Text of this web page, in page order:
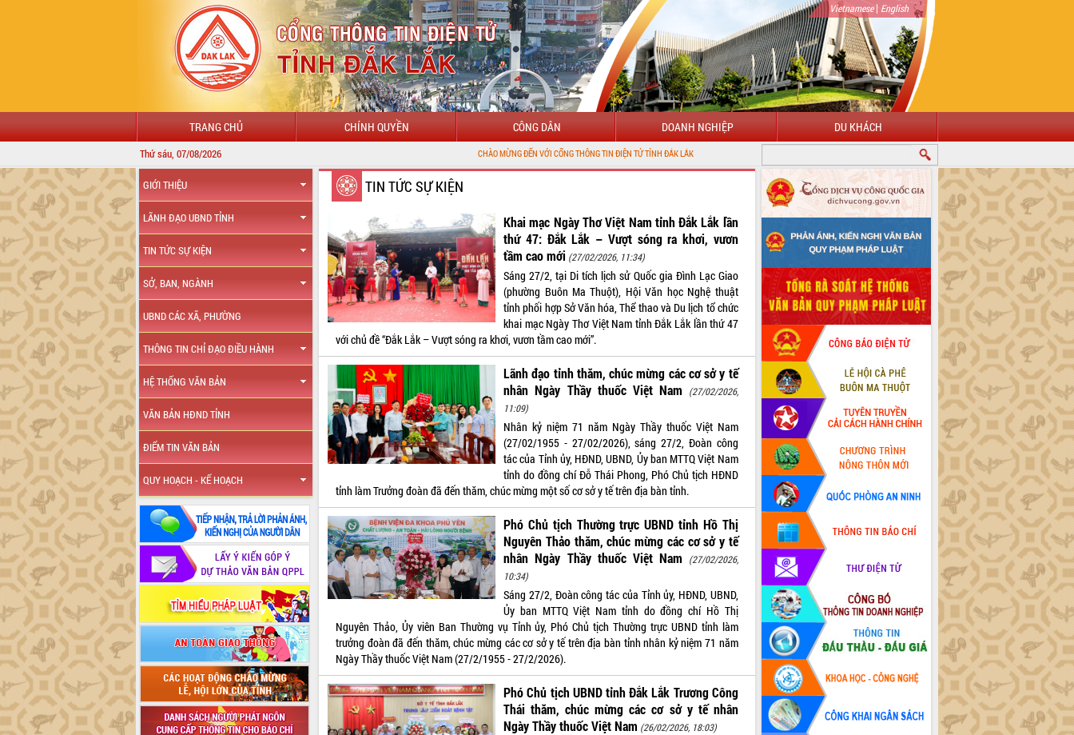
Vietnamese| English
TRANG CHỦ CHÍNH QUYỀN CÔNG DÂN DOANH NGHIỆP DU KHÁCH
Thứ sáu, 07/08/2026 CHÀO MỪNG ĐẾN VỚI CỔNG THÔNG TIN ĐIỆN TỬ TỈNH ĐẮK LẮK
GIỚI THIỆU
LÃNH ĐẠO UBND TỈNH
TIN TỨC SỰ KIỆN
SỞ, BAN, NGÀNH
UBND CÁC XÃ, PHƯỜNG
THÔNG TIN CHỈ ĐẠO ĐIỀU HÀNH
HỆ THỐNG VĂN BẢN
VĂN BẢN HĐND TỈNH
ĐIỂM TIN VĂN BẢN
QUY HOẠCH - KẾ HOẠCH
TIN TỨC SỰ KIỆN
Khai mạc Ngày Thơ Việt Nam tỉnh Đắk Lắk lần
thứ 47: Đắk Lắk – Vượt sóng ra khơi, vươn
tầm cao mới (27/02/2026, 11:34)
Sáng 27/2, tại Di tích lịch sử Quốc gia Đình Lạc Giao
(phường Buôn Ma Thuột), Hội Văn học Nghệ thuật
tỉnh phối hợp Sở Văn hóa, Thể thao và Du lịch tổ chức
khai mạc Ngày Thơ Việt Nam tỉnh Đắk Lắk lần thứ 47
với chủ đề “Đắk Lắk – Vượt sóng ra khơi, vươn tầm cao mới”.
Lãnh đạo tỉnh thăm, chúc mừng các cơ sở y tế
nhân Ngày Thầy thuốc Việt Nam
(27/02/2026,
11:09)
Nhân kỷ niệm 71 năm Ngày Thầy thuốc Việt Nam
(27/02/1955 - 27/02/2026), sáng 27/2, Đoàn công
tác của Tỉnh ủy, HĐND, UBND, Ủy ban MTTQ Việt Nam
tỉnh do đồng chí Đỗ Thái Phong, Phó Chủ tịch HĐND
tỉnh làm Trưởng đoàn đã đến thăm, chúc mừng một số cơ sở y tế trên địa bàn tỉnh.
Phó Chủ tịch Thường trực UBND tỉnh Hồ Thị
Nguyên Thảo thăm, chúc mừng các cơ sở y tế
nhân Ngày Thầy thuốc Việt Nam
(27/02/2026,
10:34)
Sáng 27/2, Đoàn công tác của Tỉnh ủy, HĐND, UBND,
Ủy ban MTTQ Việt Nam tỉnh do đồng chí Hồ Thị
Nguyên Thảo, Ủy viên Ban Thường vụ Tỉnh ủy, Phó Chủ tịch Thường trực UBND tỉnh làm
trưởng đoàn đã đến thăm, chúc mừng các cơ sở y tế trên địa bàn tỉnh nhân kỷ niệm 71 năm
Ngày Thầy thuốc Việt Nam (27/2/1955 - 27/2/2026).
Phó Chủ tịch UBND tỉnh Đắk Lắk Trương Công
Thái thăm, chúc mừng các cơ sở y tế nhân
Ngày Thầy thuốc Việt Nam (26/02/2026, 18:03)